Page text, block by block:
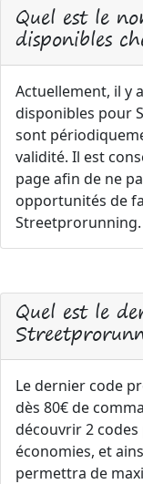
Quel est le
disponibles
Actuellement, il y
disponibles pour
sont
validité. Il est
page afin de ne
opportunités de
Streetprorunning.
Quel est le
Le dernier code
dès 80€ de
découvrir 2
économies, et
permettra de